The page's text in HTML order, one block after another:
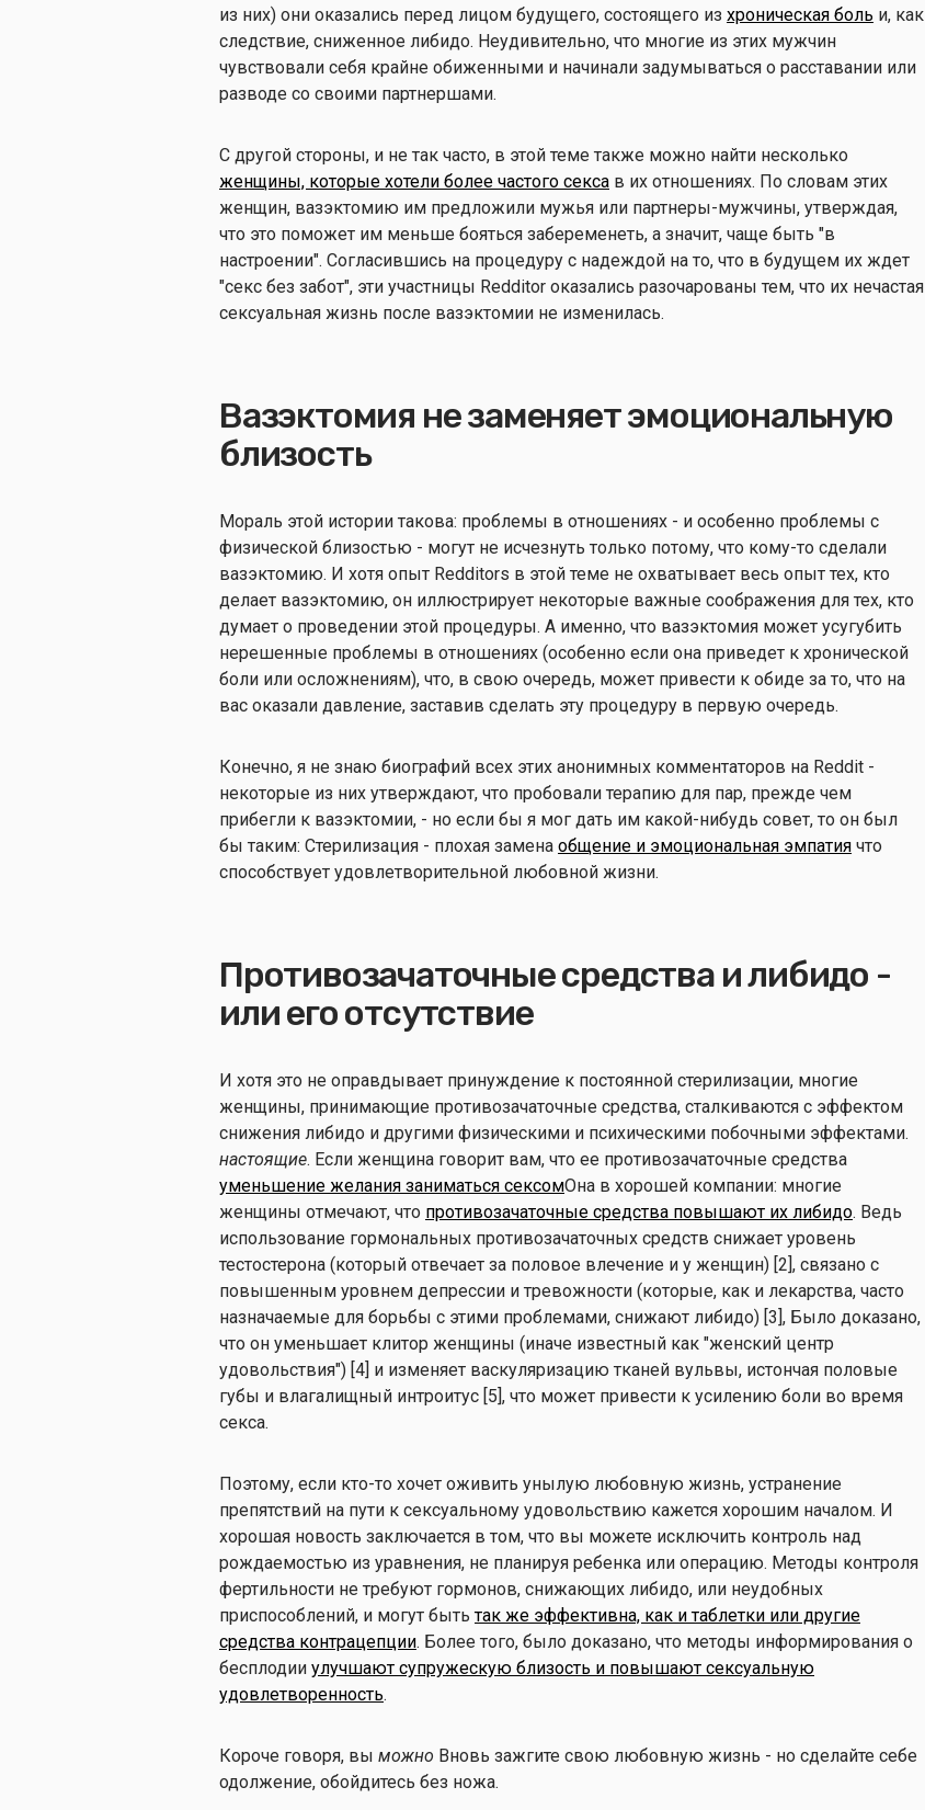
из них) они оказались перед лицом будущего, состоящего из хроническая боль и, как
следствие, сниженное либидо. Неудивительно, что многие из этих мужчин
чувствовали себя крайне обиженными и начинали задумываться о расставании или
разводе со своими партнершами.
С другой стороны, и не так часто, в этой теме также можно найти несколько
женщины, которые хотели более частого секса в их отношениях. По словам этих
женщин, вазэктомию им предложили мужья или партнеры-мужчины, утверждая,
что это поможет им меньше бояться забеременеть, а значит, чаще быть "в
настроении". Согласившись на процедуру с надеждой на то, что в будущем их ждет
"секс без забот", эти участницы Redditor оказались разочарованы тем, что их нечастая
сексуальная жизнь после вазэктомии не изменилась.
Вазэктомия не заменяет эмоциональную
близость
Мораль этой истории такова: проблемы в отношениях - и особенно проблемы с
физической близостью - могут не исчезнуть только потому, что кому-то сделали
вазэктомию. И хотя опыт Redditors в этой теме не охватывает весь опыт тех, кто
делает вазэктомию, он иллюстрирует некоторые важные соображения для тех, кто
думает о проведении этой процедуры. А именно, что вазэктомия может усугубить
нерешенные проблемы в отношениях (особенно если она приведет к хронической
боли или осложнениям), что, в свою очередь, может привести к обиде за то, что на
вас оказали давление, заставив сделать эту процедуру в первую очередь.
Конечно, я не знаю биографий всех этих анонимных комментаторов на Reddit -
некоторые из них утверждают, что пробовали терапию для пар, прежде чем
прибегли к вазэктомии, - но если бы я мог дать им какой-нибудь совет, то он был
бы таким: Стерилизация - плохая замена общение и эмоциональная эмпатия что
способствует удовлетворительной любовной жизни.
Противозачаточные средства и либидо -
или его отсутствие
И хотя это не оправдывает принуждение к постоянной стерилизации, многие
женщины, принимающие противозачаточные средства, сталкиваются с эффектом
снижения либидо и другими физическими и психическими побочными эффектами.
настоящие. Если женщина говорит вам, что ее противозачаточные средства
уменьшение желания заниматься сексомОна в хорошей компании: многие
женщины отмечают, что противозачаточные средства повышают их либидо. Ведь
использование гормональных противозачаточных средств снижает уровень
тестостерона (который отвечает за половое влечение и у женщин) [2], связано с
повышенным уровнем депрессии и тревожности (которые, как и лекарства, часто
назначаемые для борьбы с этими проблемами, снижают либидо) [3], Было доказано,
что он уменьшает клитор женщины (иначе известный как "женский центр
удовольствия") [4] и изменяет васкуляризацию тканей вульвы, истончая половые
губы и влагалищный интроитус [5], что может привести к усилению боли во время
секса.
Поэтому, если кто-то хочет оживить унылую любовную жизнь, устранение
препятствий на пути к сексуальному удовольствию кажется хорошим началом. И
хорошая новость заключается в том, что вы можете исключить контроль над
рождаемостью из уравнения, не планируя ребенка или операцию. Методы контроля
фертильности не требуют гормонов, снижающих либидо, или неудобных
приспособлений, и могут бытьтак же эффективна, как и таблетки или другие
средства контрацепции. Более того, было доказано, что методы информирования о
бесплодии улучшают супружескую близость и повышают сексуальную
удовлетворенность.
Короче говоря, вы можно Вновь зажгите свою любовную жизнь - но сделайте себе
одолжение, обойдитесь без ножа.